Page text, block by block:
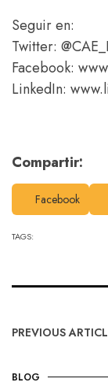
Seguir en:
Twitter:
Facebook:
LinkedIn:
Compartir:
Facebook
TAGS:
PREVIOUS
BLOG